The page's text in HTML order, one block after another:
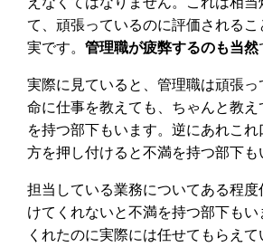
て、頑張っているのに評価される
実です。管理職が疲弊するのも当然
実際に見ていると、管理職は頑張
命に仕事を教えても、ちゃんと教
を持つ部下もいます。逆にあれこれ
方を押し付けると不満を持つ部下も
担当している業務についてある程
けてくれないと不満を持つ部下も
くれたのに実際には任せてもらえ